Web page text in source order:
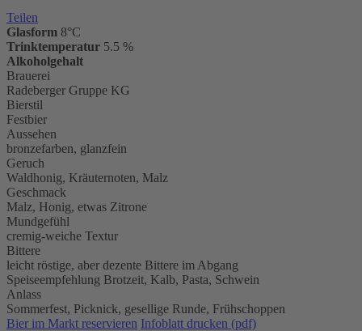
Teilen
Glasform 8°C
Trinktemperatur 5.5 %
Alkoholgehalt
Brauerei
Radeberger Gruppe KG
Bierstil
Festbier
Aussehen
bronzefarben, glanzfein
Geruch
Waldhonig, Kräuternoten, Malz
Geschmack
Malz, Honig, etwas Zitrone
Mundgefühl
cremig-weiche Textur
Bittere
leicht röstige, aber dezente Bittere im Abgang
Speiseempfehlung Brotzeit, Kalb, Pasta, Schwein
Anlass
Sommerfest, Picknick, gesellige Runde, Frühschoppen
Bier im Markt reservieren Infoblatt drucken (pdf)